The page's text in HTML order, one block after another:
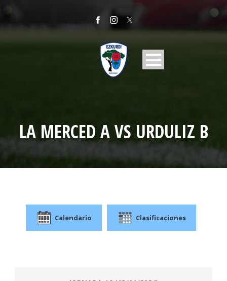
LA MERCED A VS URDULIZ B
Calendario Clasificaciones